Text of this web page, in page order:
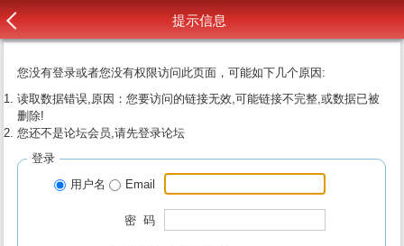
提示信息
您没有登录或者您没有权限访问此页面，可能如下几个原因:
读取数据错误,原因：您要访问的链接无效,可能链接不完整,或数据已被
删除!
您还不是论坛会员,请先登录论坛
登录
用户名
Email
密 码